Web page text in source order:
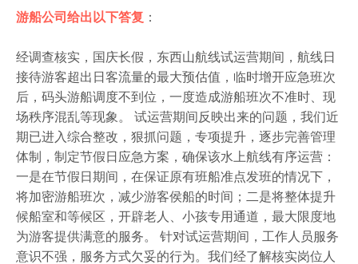
游船公司给出以下答复 ：
经调查核实，国庆长假，东西山航线试运营期间，航线日
接待游客超出日客流量的最大预估值，临时增开应急班次
后，码头游船调度不到位，一度造成游船班次不准时、现
场秩序混乱等现象。 试运营期间反映出来的问题，我们近
期已进入综合整改，狠抓问题，专项提升，逐步完善管理
体制，制定节假日应急方案，确保该水上航线有序运营：
一是在节假日期间，在保证原有班船准点发班的情况下，
将加密游船班次，减少游客侯船的时间；二是将整体提升
候船室和等候区，开辟老人、小孩专用通道，最大限度地
为游客提供满意的服务。 针对试运营期间，工作人员服务
意识不强，服务方式欠妥的行为。我们经了解核实岗位人